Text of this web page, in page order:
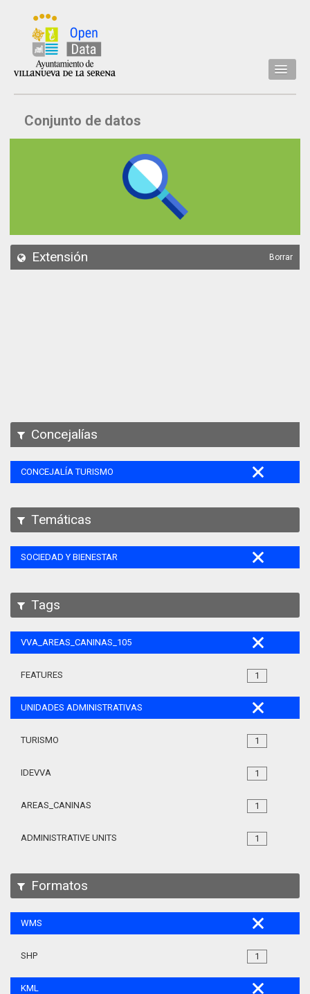
Inicio
Datos
API
Conjunto de datos
Extensión Borrar
Concejalías
CONCEJALÍA TURISMO
Temáticas
SOCIEDAD Y BIENESTAR
Tags
VVA_AREAS_CANINAS_105
1
FEATURES
UNIDADES ADMINISTRATIVAS
1
TURISMO
1
IDEVVA
1
AREAS_CANINAS
1
ADMINISTRATIVE UNITS
Formatos
WMS
1
SHP
KML